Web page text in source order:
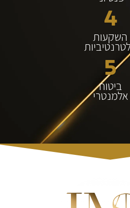
4
השקעות
5
ביטוח
אלמנטרי